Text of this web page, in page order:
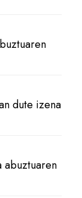
dute izena
abuztuaren